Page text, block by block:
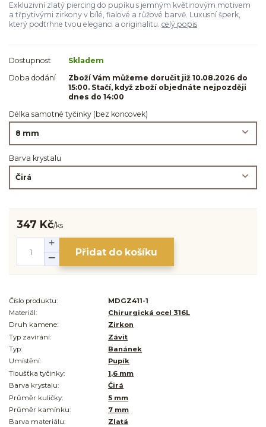
Exkluzivní zlatý piercing do pupíku s jemným květinovým motivem
a třpytivými zirkony v bílé, fialové a růžové barvě. Luxusní šperk,
který podtrhne tvou eleganci a originalitu. celý popis
Dostupnost
Skladem
Doba dodání
Zboží Vám můžeme doručit již 10.08.2026 do
15:00. Stačí, když zboží objednáte nejpozději
dnes do 14:00
Délka samotné tyčinky (bez koncovek)
Barva krystalu
347 Kč/ks
Přidat do košíku
Číslo produktu:
MDGZ411-1
Materiál:
Chirurgická ocel 316L
Druh kamene:
Zirkon
Typ zavírání:
Závit
Typ:
Banánek
Umístění:
Pupík
Tloušťka tyčinky:
1,6 mm
Barva krystalu:
Čirá
Průměr kuličky:
5 mm
Průměr kamínku:
7 mm
Barva materiálu:
Zlatá